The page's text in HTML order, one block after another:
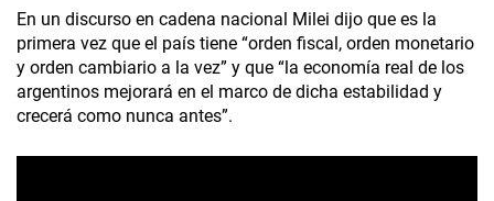
En un discurso en cadena nacional Milei dijo que es la
primera vez que el país tiene “orden fiscal, orden monetario
y orden cambiario a la vez” y que “la economía real de los
argentinos mejorará en el marco de dicha estabilidad y
crecerá como nunca antes”.